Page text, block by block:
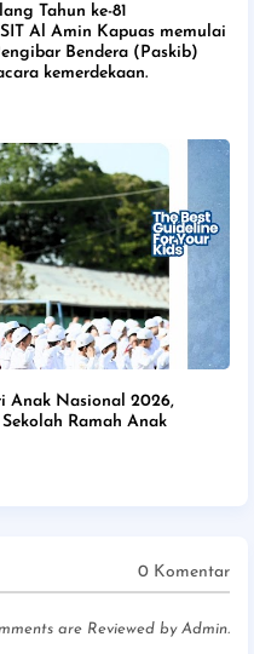
Tahun ke-81
Al Amin Kapuas memulai
Bendera (Paskib)
kemerdekaan.
Anak Nasional 2026,
Ramah Anak
0 Komentar
are Reviewed by Admin.